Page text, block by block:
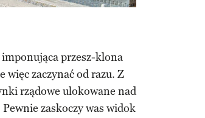
imponująca przesz-klona
zaczynać od razu. Z
rządowe ulokowane nad
zaskoczy was widok